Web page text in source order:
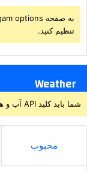
تنظیم کنید.
Weather
شما باید کلید API آب و هوا را در تنظیمات قالب > ادغام تنظیم کنید.
محبوب